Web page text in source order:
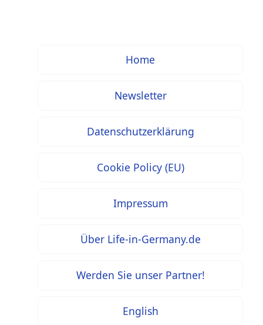
Home
Newsletter
Datenschutzerklärung
Cookie Policy (EU)
Impressum
Über Life-in-Germany.de
Werden Sie unser Partner!
English